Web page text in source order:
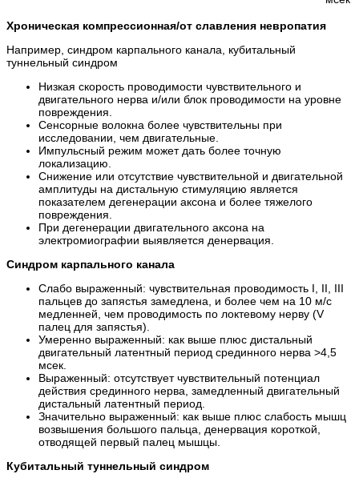
Хроническая компрессионная/от славления невропатия
Например, синдром карпального канала, кубитальный
туннельный синдром
Низкая скорость проводимости чувствительного и
двигательного нерва и/или блок проводимости на уровне
повреждения.
Сенсорные волокна более чувствительны при
исследовании, чем двигательные.
Импульсный режим может дать более точную
локализацию.
Снижение или отсутствие чувствительной и двигательной
амплитуды на дистальную стимуляцию является
показателем дегенерации аксона и более тяжелого
повреждения.
При дегенерации двигательного аксона на
электромиографии выявляется денервация.
Синдром карпального канала
Слабо выраженный: чувствительная проводимость I, II, III
пальцев до запястья замедлена, и более чем на 10 м/с
медленней, чем проводимость по локтевому нерву (V
палец для запястья).
Умеренно выраженный: как выше плюс дистальный
двигательный латентный период срединного нерва >4,5
мсек.
Выраженный: отсутствует чувствительный потенциал
действия срединного нерва, замедленный двигательный
дистальный латентный период.
Значительно выраженный: как выше плюс слабость мышц
возвышения большого пальца, денервация короткой,
отводящей первый палец мышцы.
Кубитальный туннельный синдром